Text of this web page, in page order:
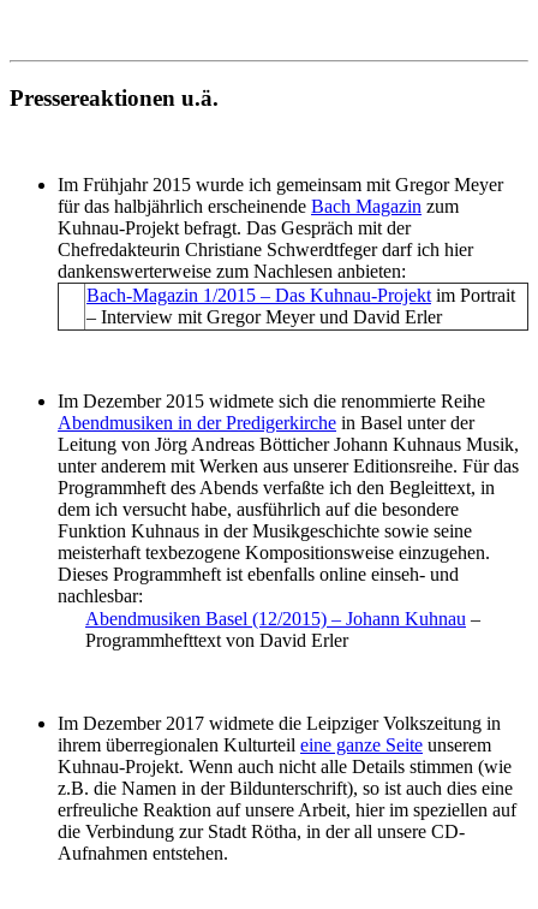
Pressereaktionen u.ä.
Im Frühjahr 2015 wurde ich gemeinsam mit Gregor Meyer
für das halbjährlich erscheinende Bach Magazin zum
Kuhnau-Projekt befragt. Das Gespräch mit der
Chefredakteurin Christiane Schwerdtfeger darf ich hier
dankenswerterweise zum Nachlesen anbieten:
Bach-Magazin 1/2015 – Das Kuhnau-Projekt im Portrait
– Interview mit Gregor Meyer und David Erler
Im Dezember 2015 widmete sich die renommierte Reihe
Abendmusiken in der Predigerkirche in Basel unter der
Leitung von Jörg Andreas Bötticher Johann Kuhnaus Musik,
unter anderem mit Werken aus unserer Editionsreihe. Für das
Programmheft des Abends verfaßte ich den Begleittext, in
dem ich versucht habe, ausführlich auf die besondere
Funktion Kuhnaus in der Musikgeschichte sowie seine
meisterhaft texbezogene Kompositionsweise einzugehen.
Dieses Programmheft ist ebenfalls online einseh- und
nachlesbar:
Abendmusiken Basel (12/2015) – Johann Kuhnau –
Programmhefttext von David Erler
Im Dezember 2017 widmete die Leipziger Volkszeitung in
ihrem überregionalen Kulturteil eine ganze Seite unserem
Kuhnau-Projekt. Wenn auch nicht alle Details stimmen (wie
z.B. die Namen in der Bildunterschrift), so ist auch dies eine
erfreuliche Reaktion auf unsere Arbeit, hier im speziellen auf
die Verbindung zur Stadt Rötha, in der all unsere CD-
Aufnahmen entstehen.